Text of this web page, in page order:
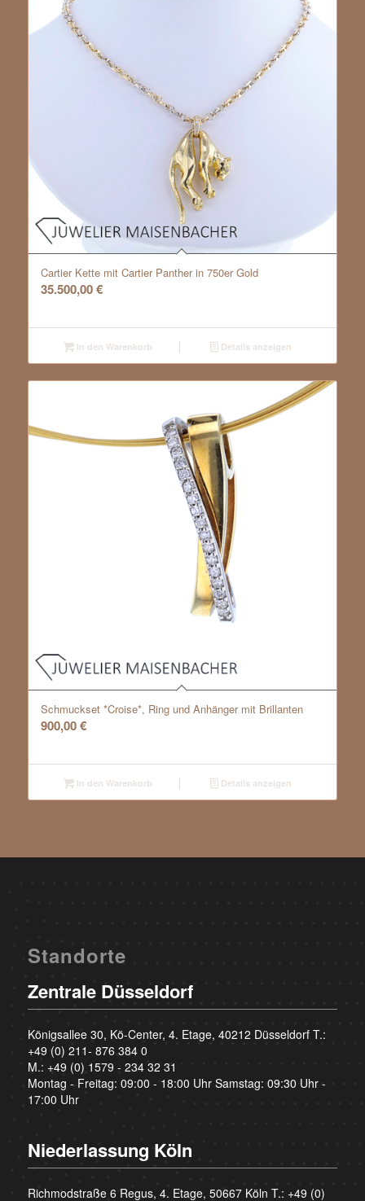
Cartier Kette mit Cartier Panther in 750er Gold
35.500,00€
In den Warenkorb Details anzeigen
Schmuckset *Croise*, Ring und Anhänger mit Brillanten
900,00€
In den Warenkorb Details anzeigen
Standorte
Zentrale Düsseldorf
Königsallee 30, Kö-Center, 4. Etage, 40212 Düsseldorf T.:
+49 (0) 211- 876 384 0
M.: +49 (0) 1579 - 234 32 31
Montag - Freitag: 09:00 - 18:00 Uhr Samstag: 09:30 Uhr -
17:00 Uhr
Niederlassung Köln
Richmodstraße 6 Regus, 4. Etage, 50667 Köln T.: +49 (0)